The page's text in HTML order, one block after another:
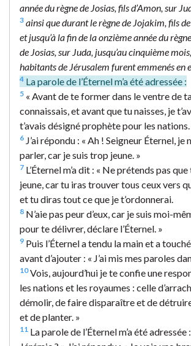
année du règne de Josias, fils d’Amon, sur
3 ainsi que durant le règne de Jojakim, fils
et jusqu’à la fin de la onzième année du
de Josias, sur Juda, jusqu’au cinquième
habitants de Jérusalem furent emmenés en
4 La parole de l’Éternel m’a été adressée :
5 « Avant de te former dans le ventre de
connaissais, et avant que tu naisses, je
t’avais désigné prophète pour les nations.
6 J’ai répondu : « Ah ! Seigneur Éternel, je
parler, car je suis trop jeune. »
7 L’Éternel m’a dit : « Ne prétends pas
jeune, car tu iras trouver tous ceux vers
et tu diras tout ce que je t’ordonnerai.
8 N’aie pas peur d’eux, car je suis moi-
pour te délivrer, déclare l’Éternel. »
9 Puis l’Éternel a tendu la main et a
avant d’ajouter : « J’ai mis mes paroles
10Vois, aujourd’hui je te confie une
les nations et les royaumes : celle
démolir, de faire disparaître et de
et de planter. »
11 La parole de l’Éternel m’a été adressée